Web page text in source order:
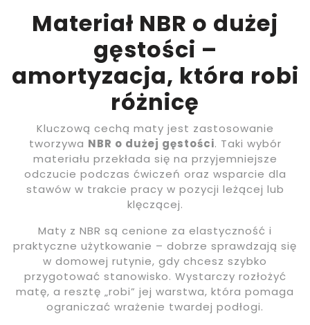
Materiał NBR o dużej
gęstości –
amortyzacja, która robi
różnicę
Kluczową cechą maty jest zastosowanie
tworzywa NBR o dużej gęstości. Taki wybór
materiału przekłada się na przyjemniejsze
odczucie podczas ćwiczeń oraz wsparcie dla
stawów w trakcie pracy w pozycji leżącej lub
klęczącej.
Maty z NBR są cenione za elastyczność i
praktyczne użytkowanie – dobrze sprawdzają się
w domowej rutynie, gdy chcesz szybko
przygotować stanowisko. Wystarczy rozłożyć
matę, a resztę „robi” jej warstwa, która pomaga
ograniczać wrażenie twardej podłogi.